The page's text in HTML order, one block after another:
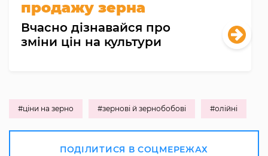
продажу зерна
Вчасно дізнавайся про
зміни цін на культури
#ціни на зерно #зернові й зернобобові #олійні
ПОДІЛИТИСЯ В СОЦМЕРЕЖАХ